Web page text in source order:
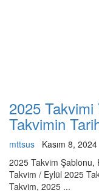
2025
Takvimin
mttsus Kasım 8, 2024
2025 Takvim Şablonu,
Takvim / Eylül 2025
Takvim, 2025 ...